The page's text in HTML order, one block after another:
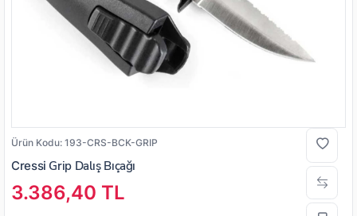
Ürün Kodu: 193-CRS-BCK-GRIP
Cressi Grip Dalış Bıçağı
3.386,40 TL